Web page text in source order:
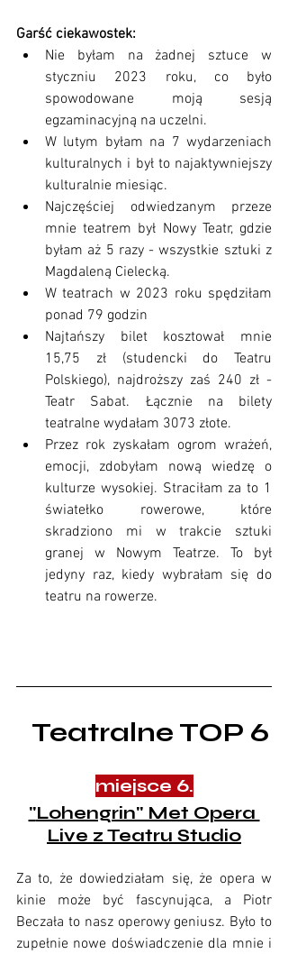
Garść ciekawostek:
Nie byłam na żadnej sztuce w
styczniu 2023 roku, co było
spowodowane moją sesją
egzaminacyjną na uczelni.
W lutym byłam na 7 wydarzeniach
kulturalnych i był to najaktywniejszy
kulturalnie miesiąc.
Najczęściej odwiedzanym przeze
mnie teatrem był Nowy Teatr, gdzie
byłam aż 5 razy - wszystkie sztuki z
Magdaleną Cielecką.
W teatrach w 2023 roku spędziłam
ponad 79 godzin
Najtańszy bilet kosztował mnie
15,75 zł (studencki do Teatru
Polskiego), najdroższy zaś 240 zł -
Teatr Sabat. Łącznie na bilety
teatralne wydałam 3073 złote.
Przez rok zyskałam ogrom wrażeń,
emocji, zdobyłam nową wiedzę o
kulturze wysokiej. Straciłam za to 1
światełko rowerowe, które
skradziono mi w trakcie sztuki
granej w Nowym Teatrze. To był
jedyny raz, kiedy wybrałam się do
teatru na rowerze.
  Teatralne TOP 6
miejsce 6.
"Lohengrin" Met Opera
Live z Teatru Studio
Za to, że dowiedziałam się, że opera w
kinie może być fascynująca, a Piotr
Beczała to nasz operowy geniusz. Było to
zupełnie nowe doświadczenie dla mnie i